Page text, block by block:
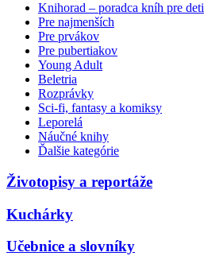
Knihorad – poradca kníh pre deti
Pre najmenších
Pre prvákov
Pre pubertiakov
Young Adult
Beletria
Rozprávky
Sci-fi, fantasy a komiksy
Leporelá
Náučné knihy
Ďalšie kategórie
Životopisy a reportáže
Kuchárky
Učebnice a slovníky